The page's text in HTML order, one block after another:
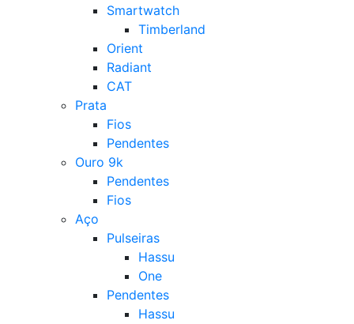
Smartwatch
Timberland
Orient
Radiant
CAT
Prata
Fios
Pendentes
Ouro 9k
Pendentes
Fios
Aço
Pulseiras
Hassu
One
Pendentes
Hassu